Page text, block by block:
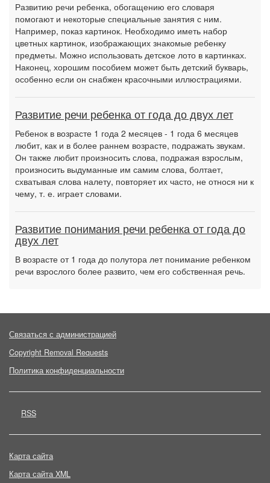
Развитию речи ребенка, обогащению его словаря
помогают и некоторые специальные занятия с ним.
Например, показ картинок. Необходимо иметь набор
цветных картинок, изображающих знакомые ребенку
предметы. Можно использовать детское лото в картинках.
Наконец, хорошим пособием может быть детский букварь,
особенно если он снабжен красочными иллюстрациями.
Развитие речи ребенка от года до двух лет
Ребенок в возрасте 1 года 2 месяцев - 1 года 6 месяцев
любит, как и в более раннем возрасте, подражать звукам.
Он также любит произносить слова, подражая взрослым,
произносить выдуманные им самим слова, болтает,
схватывая слова налету, повторяет их часто, не относя ни к
чему, т. е. играет словами.
Развитие понимания речи ребенка от года до
двух лет
В возрасте от 1 года до полутора лет понимание ребенком
речи взрослого более развито, чем его собственная речь.
Связаться с администрацией
Copyright Removal Requests
Политика конфиденциальности
RSS
Карта сайта
Карта сайта XML